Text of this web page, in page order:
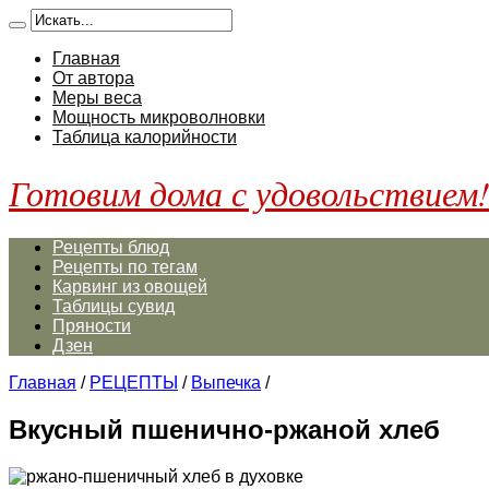
Главная
От автора
Меры веса
Мощность микроволновки
Таблица калорийности
Готовим дома с удовольствием!
Рецепты блюд
Рецепты по тегам
Карвинг из овощей
Таблицы сувид
Пряности
Дзен
Главная / РЕЦЕПТЫ / Выпечка /
Вкусный пшенично-ржаной хлеб